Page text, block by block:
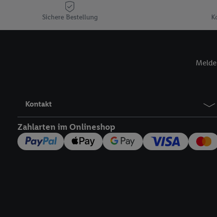
Sichere Bestellung
Kontakt
Zahlarten im Onlineshop
Plus-Konto einloggen,
Verantwortlichkeit mit
zu erstellen (die
Hierzu wird von uns
Adresse in
Zudem erlauben Sie
den Lidl-Diensten
Wenn das der Fall ist,
Insbesondere können
werden, damit wir
Nutzung der Utiq-
widerrufen - jederzeit
Telekommunikations-
die Lidl-Dienste)